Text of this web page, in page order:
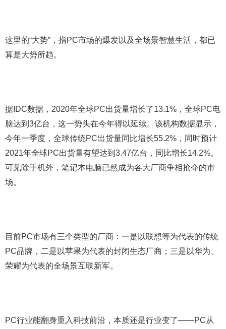
这里的“大势”，指PC市场的爆发以及全场景智慧生活，都已
算是大势所趋。
据IDC数据，2020年全球PC出货量增长了13.1%，全球PC电
脑达到3亿台，这一势头在今年得以延续。该机构数据显示，
今年一季度，全球传统PC出货量同比增长55.2%，同时预计
2021年全球PC出货量有望达到3.47亿台，同比增长14.2%。
可见除手机外，笔记本电脑已然成为各大厂商争相抢夺的市
场。
目前PC市场有三个类型的厂商：一是以联想等为代表的传统
PC品牌，二是以苹果为代表的封闭生态厂商；三是以华为、
荣耀为代表的全场景互联新军。
PC行业能翻身重入科技前沿，本质还是行业变了——PC从